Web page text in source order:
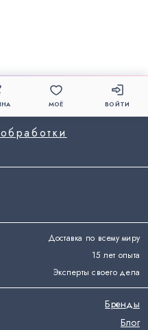
МОЁ ВОЙТИ
Доставка по всему миру
15 лет опыта
Эксперты своего дела
Бренды
Блог